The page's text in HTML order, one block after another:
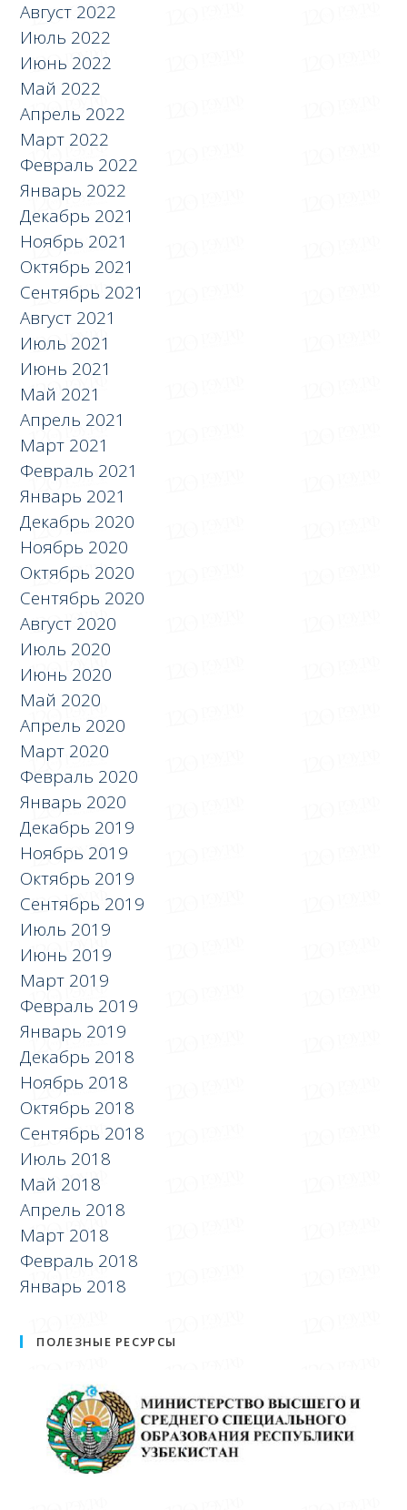
Август 2022
Июль 2022
Июнь 2022
Май 2022
Апрель 2022
Март 2022
Февраль 2022
Январь 2022
Декабрь 2021
Ноябрь 2021
Октябрь 2021
Сентябрь 2021
Август 2021
Июль 2021
Июнь 2021
Май 2021
Апрель 2021
Март 2021
Февраль 2021
Январь 2021
Декабрь 2020
Ноябрь 2020
Октябрь 2020
Сентябрь 2020
Август 2020
Июль 2020
Июнь 2020
Май 2020
Апрель 2020
Март 2020
Февраль 2020
Январь 2020
Декабрь 2019
Ноябрь 2019
Октябрь 2019
Сентябрь 2019
Июль 2019
Июнь 2019
Март 2019
Февраль 2019
Январь 2019
Декабрь 2018
Ноябрь 2018
Октябрь 2018
Сентябрь 2018
Июль 2018
Май 2018
Апрель 2018
Март 2018
Февраль 2018
Январь 2018
ПОЛЕЗНЫЕ РЕСУРСЫ